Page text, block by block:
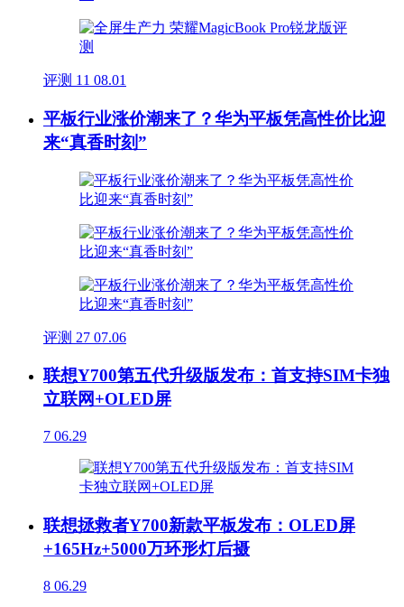
评测 11 08.01
平板行业涨价潮来了？华为平板凭高性价比迎
来“真香时刻”
评测 27 07.06
联想Y700第五代升级版发布：首支持SIM卡独
立联网+OLED屏
7 06.29
联想拯救者Y700新款平板发布：OLED屏
+165Hz+5000万环形灯后摄
8 06.29